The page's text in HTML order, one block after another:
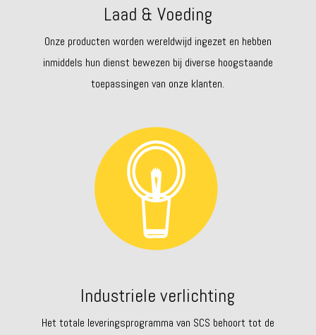
Laad & Voeding
Onze producten worden wereldwijd ingezet en hebben
inmiddels hun dienst bewezen bij diverse hoogstaande
toepassingen van onze klanten.
Industriele verlichting
Het totale leveringsprogramma van SCS behoort tot de